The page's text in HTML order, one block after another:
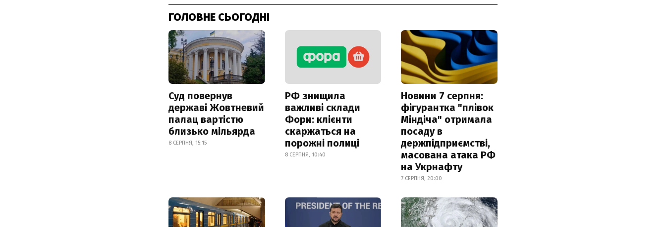
ГОЛОВНЕ СЬОГОДНІ
Суд повернув
державі Жовтневий
палац вартістю
близько мільярда
8 СЕРПНЯ, 15:15
РФ знищила
важливі склади
Фори: клієнти
скаржаться на
порожні полиці
8 СЕРПНЯ, 10:40
Новини 7 серпня:
фігурантка "плівок
Міндіча" отримала
посаду в
держпідприємстві,
масована атака РФ
на Укрнафту
7 СЕРПНЯ, 20:00